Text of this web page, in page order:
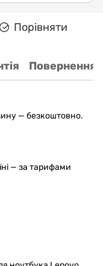
Порівняти
Повернення
— безкоштовно.
— за тарифами